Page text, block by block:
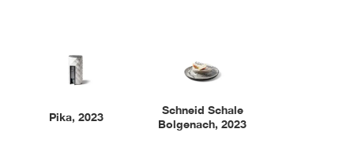
Pika, 2023
Schneid Schale
Bolgenach, 2023